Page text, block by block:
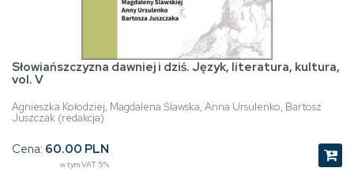
Słowiańszczyzna dawniej i dziś. Język, literatura, kultura,
vol. V
Agnieszka Kołodziej, Magdalena Ślawska, Anna Ursulenko, Bartosz
Juszczak (redakcja)
Cena: 60.00 PLN
w tym VAT 5%